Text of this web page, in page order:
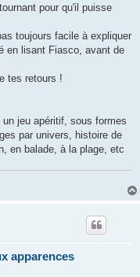
pour qu'il puisse
toujours facile à expliquer
en lisant Fiasco, avant de
tes retours !
jeu apéritif, sous formes
par univers, histoire de
en balade, à la plage, etc
apparences